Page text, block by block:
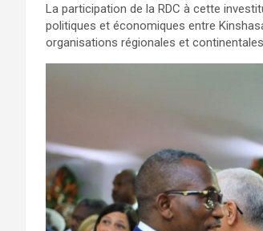
La participation de la RDC à cette
politiques et économiques entre
organisations régionales et